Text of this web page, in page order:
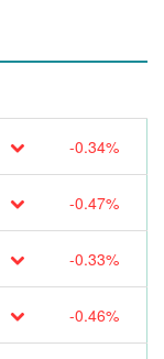
-0.34%
-0.47%
-0.33%
-0.46%